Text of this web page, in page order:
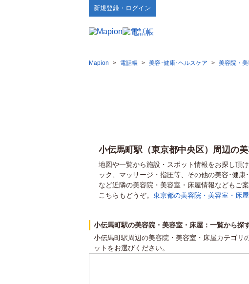
新規登録・ログイン
Mapion > 電話帳 > 美容･健康･ヘルスケア > 美容院・
小伝馬町駅（東京都中央区）周辺の
地図や一覧から施設・スポット情報をお探し頂
ック、マッサージ・指圧等、その他の美容･健
など近隣の美容院・美容室・床屋情報などもご案
こちらもどうぞ。 東京都の美容院・美容室・床屋
小伝馬町駅の美容院・美容室・床屋：一覧から探
小伝馬町駅周辺の美容院・美容室・床屋カテゴリ
ットをお選びください。